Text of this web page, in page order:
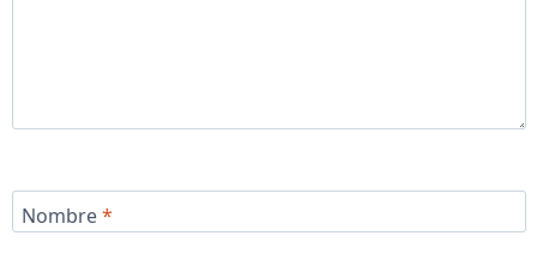
Nombre*